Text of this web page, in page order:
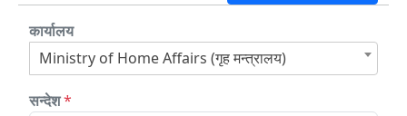
कार्यालय
Ministry of Home Affairs (गृह मन्त्रालय)
सन्देश*